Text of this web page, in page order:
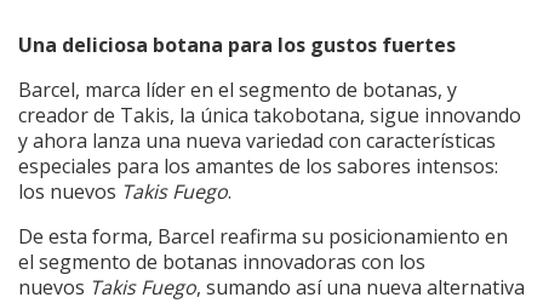
Una deliciosa botana para los gustos fuertes
Barcel, marca líder en el segmento de botanas, y
creador de Takis, la única takobotana, sigue innovando
y ahora lanza una nueva variedad con características
especiales para los amantes de los sabores intensos:
los nuevos Takis Fuego.
De esta forma, Barcel reafirma su posicionamiento en
el segmento de botanas innovadoras con los
nuevos Takis Fuego, sumando así una nueva alternativa